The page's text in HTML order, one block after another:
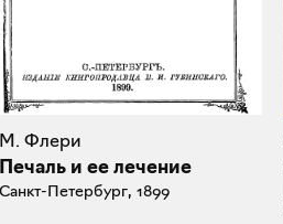
М. Флери
Печаль и ее лечение
Санкт-Петербург, 1899